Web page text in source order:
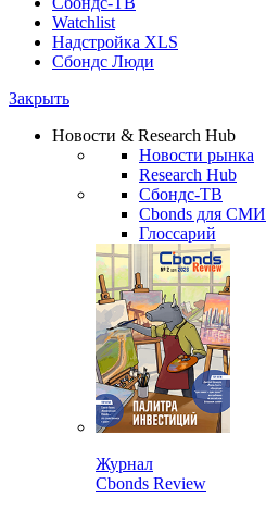
Watchlist
Надстройка XLS
Сбондс Люди
Закрыть
Новости & Research Hub
Новости рынка
Research Hub
Сбондс-ТВ
Cbonds для СМИ
Глоссарий
Журнал
Cbonds Review